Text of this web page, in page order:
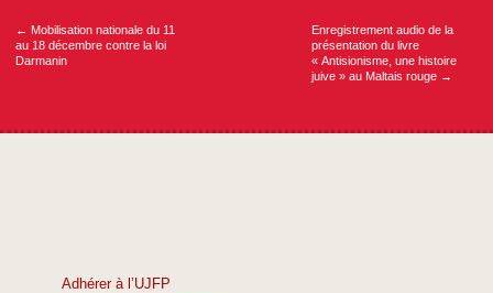
← Mobilisation nationale du 11
au 18 décembre contre la loi
Darmanin
Enregistrement audio de la
présentation du livre
« Antisionisme, une histoire
juive » au Maltais rouge →
Adhérer à l’UJFP